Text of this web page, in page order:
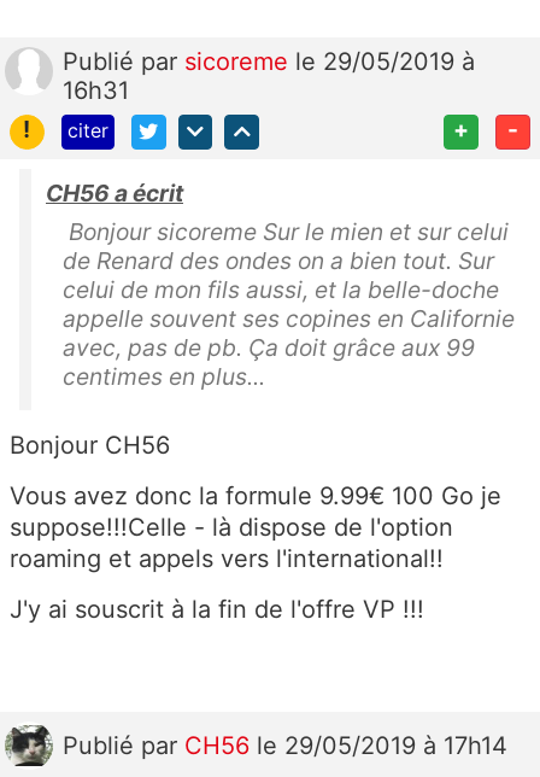
Publié par sicoreme le 29/05/2019 à
16h31
!
citer + -
CH56 a écrit
Bonjour sicoreme Sur le mien et sur celui
de Renard des ondes on a bien tout. Sur
celui de mon fils aussi, et la belle-doche
appelle souvent ses copines en Californie
avec, pas de pb. Ça doit grâce aux 99
centimes en plus...
Bonjour CH56
Vous avez donc la formule 9.99€ 100 Go je
suppose!!!Celle - là dispose de l'option
roaming et appels vers l'international!!
J'y ai souscrit à la fin de l'offre VP !!!
Publié par CH56 le 29/05/2019 à 17h14